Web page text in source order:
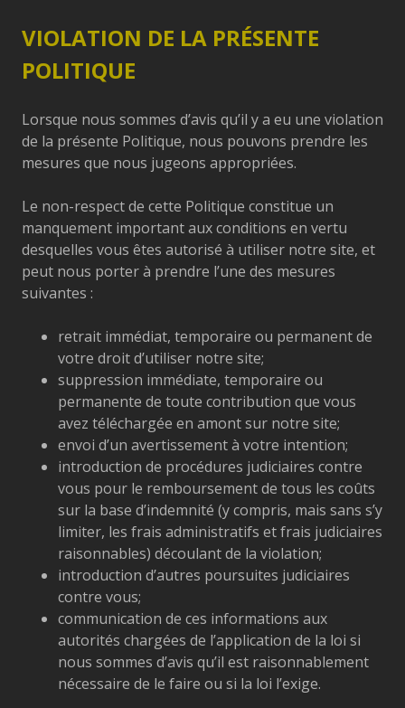
VIOLATION DE LA PRÉSENTE
POLITIQUE
Lorsque nous sommes d’avis qu’il y a eu une violation
de la présente Politique, nous pouvons prendre les
mesures que nous jugeons appropriées.
Le non-respect de cette Politique constitue un
manquement important aux conditions en vertu
desquelles vous êtes autorisé à utiliser notre site, et
peut nous porter à prendre l’une des mesures
suivantes :
retrait immédiat, temporaire ou permanent de
votre droit d’utiliser notre site;
suppression immédiate, temporaire ou
permanente de toute contribution que vous
avez téléchargée en amont sur notre site;
envoi d’un avertissement à votre intention;
introduction de procédures judiciaires contre
vous pour le remboursement de tous les coûts
sur la base d’indemnité (y compris, mais sans s’y
limiter, les frais administratifs et frais judiciaires
raisonnables) découlant de la violation;
introduction d’autres poursuites judiciaires
contre vous;
communication de ces informations aux
autorités chargées de l’application de la loi si
nous sommes d’avis qu’il est raisonnablement
nécessaire de le faire ou si la loi l’exige.